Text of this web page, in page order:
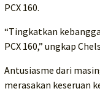
PCX 160.
“Tingkatkan
PCX 160,” ungkap
Antusiasme dari
merasakan keseruan